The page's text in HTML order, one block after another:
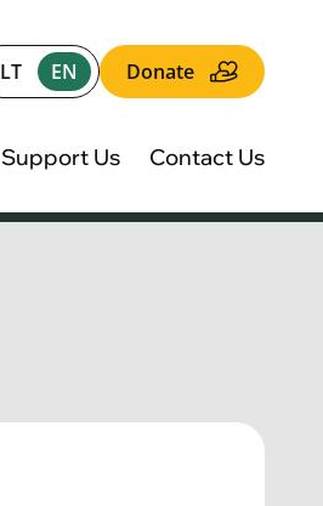
LT EN Donate
Support Us Contact Us